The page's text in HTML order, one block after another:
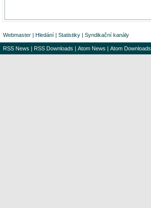
Webmaster | Hledání | Statistiky | Syndikační kanály
RSS News | RSS Downloads | Atom News | Atom Downloads